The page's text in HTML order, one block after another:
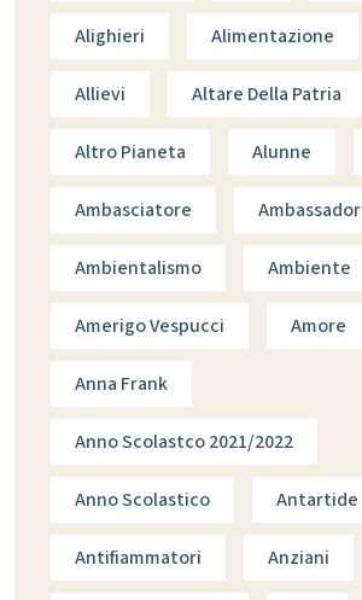
Alighieri Alimentazione
Allievi Altare Della Patria
Altro Pianeta Alunne
Ambasciatore Ambassador
Ambientalismo Ambiente
Amerigo Vespucci Amore
Anna Frank
Anno Scolastco 2021/2022
Anno Scolastico Antartide
Antifiammatori Anziani